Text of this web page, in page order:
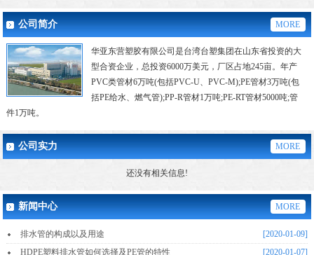
公司简介 MORE
华亚东营塑胶有限公司是台湾台塑集团在山东省投资的大
型合资企业，总投资6000万美元，厂区占地245亩。年产
PVC类管材6万吨(包括PVC-U、PVC-M);PE管材3万吨(包
括PE给水、燃气管);PP-R管材1万吨;PE-RT管材5000吨;管
件1万吨。
新的台阶。目前公司已经成为国内塑胶管材、管件最为齐全的专业化工厂之
公司实力 MORE
还没有相关信息!
新闻中心 MORE
[2020-01-09]
排水管的构成以及用途
[2020-01-07]
HDPE塑料排水管如何选择及PE管的特性